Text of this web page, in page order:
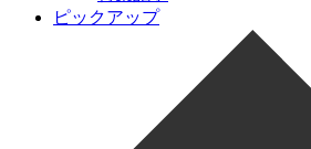
ピックアップ